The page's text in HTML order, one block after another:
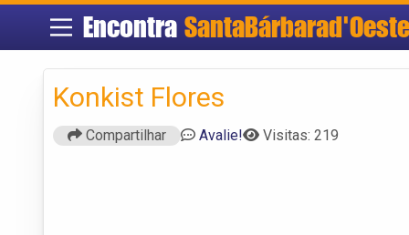
Encontra SantaBárbarad'Oeste
Konkist Flores
Compartilhar Avalie! Visitas: 219